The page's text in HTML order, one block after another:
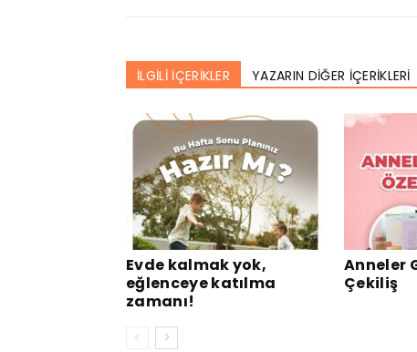
İLGİLİ İÇERİKLER YAZARIN DİĞER İÇERİKLERİ
Evde kalmak yok,
eğlenceye katılma
zamanı!
Anneler
Çekiliş